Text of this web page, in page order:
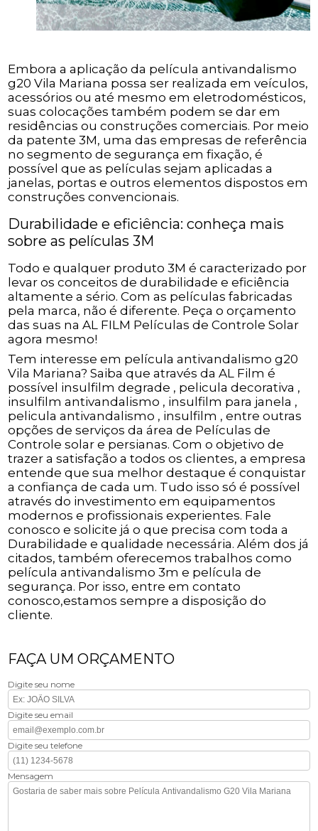
Embora a aplicação da película antivandalismo
g20 Vila Mariana possa ser realizada em veículos,
acessórios ou até mesmo em eletrodomésticos,
suas colocações também podem se dar em
residências ou construções comerciais. Por meio
da patente 3M, uma das empresas de referência
no segmento de segurança em fixação, é
possível que as películas sejam aplicadas a
janelas, portas e outros elementos dispostos em
construções convencionais.
Durabilidade e eficiência: conheça mais
sobre as películas 3M
Todo e qualquer produto 3M é caracterizado por
levar os conceitos de durabilidade e eficiência
altamente a sério. Com as películas fabricadas
pela marca, não é diferente. Peça o orçamento
das suas na AL FILM Películas de Controle Solar
agora mesmo!
Tem interesse em película antivandalismo g20
Vila Mariana? Saiba que através da AL Film é
possível insulfilm degrade , pelicula decorativa ,
insulfilm antivandalismo , insulfilm para janela ,
pelicula antivandalismo , insulfilm , entre outras
opções de serviços da área de Películas de
Controle solar e persianas. Com o objetivo de
trazer a satisfação a todos os clientes, a empresa
entende que sua melhor destaque é conquistar
a confiança de cada um. Tudo isso só é possível
através do investimento em equipamentos
modernos e profissionais experientes. Fale
conosco e solicite já o que precisa com toda a
Durabilidade e qualidade necessária. Além dos já
citados, também oferecemos trabalhos como
película antivandalismo 3m e película de
segurança. Por isso, entre em contato
conosco,estamos sempre a disposição do
cliente.
FAÇA UM ORÇAMENTO
Digite seu nome
Digite seu email
Digite seu telefone
Mensagem